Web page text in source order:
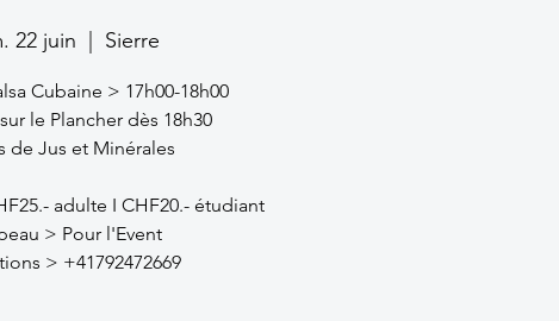
22 juin Sierre
Cubaine > 17h00-18h00
le Plancher dès 18h30
de Jus et Minérales
adulte I CHF20.- étudiant
> Pour l'Event
> +41792472669